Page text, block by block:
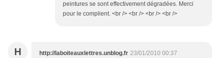
peintures se sont effectivement dégradées. Merci
pour le complient. <br /> <br /> <br /> <br />
H http://laboiteauxlettres.unblog.fr 23/01/2010 00:37